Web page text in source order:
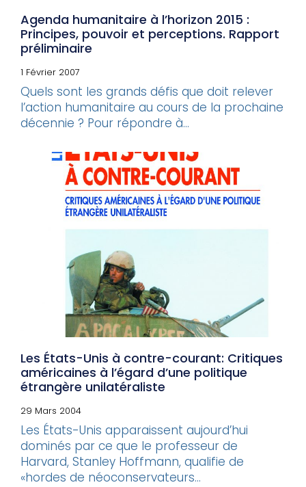
Agenda humanitaire à l’horizon 2015 :
Principes, pouvoir et perceptions. Rapport
préliminaire
1 Février 2007
Quels sont les grands défis que doit relever
l’action humanitaire au cours de la prochaine
décennie ? Pour répondre à...
Les États-Unis à contre-courant: Critiques
américaines à l’égard d’une politique
étrangère unilatéraliste
29 Mars 2004
Les États-Unis apparaissent aujourd’hui
dominés par ce que le professeur de
Harvard, Stanley Hoffmann, qualifie de
«hordes de néoconservateurs...